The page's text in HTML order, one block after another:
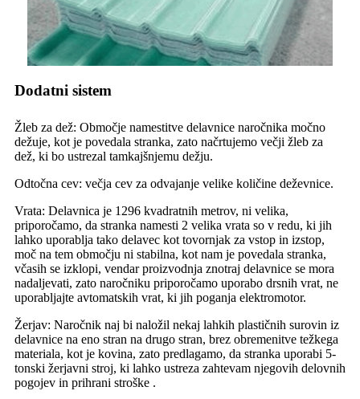
Dodatni sistem
Žleb za dež: Območje namestitve delavnice naročnika močno
dežuje, kot je povedala stranka, zato načrtujemo večji žleb za
dež, ki bo ustrezal tamkajšnjemu dežju.
Odtočna cev: večja cev za odvajanje velike količine deževnice.
Vrata: Delavnica je 1296 kvadratnih metrov, ni velika,
priporočamo, da stranka namesti 2 velika vrata so v redu, ki jih
lahko uporablja tako delavec kot tovornjak za vstop in izstop,
moč na tem območju ni stabilna, kot nam je povedala stranka,
včasih se izklopi, vendar proizvodnja znotraj delavnice se mora
nadaljevati, zato naročniku priporočamo uporabo drsnih vrat, ne
uporabljajte avtomatskih vrat, ki jih poganja elektromotor.
Žerjav: Naročnik naj bi naložil nekaj lahkih plastičnih surovin iz
delavnice na eno stran na drugo stran, brez obremenitve težkega
materiala, kot je kovina, zato predlagamo, da stranka uporabi 5-
tonski žerjavni stroj, ki lahko ustreza zahtevam njegovih delovnih
pogojev in prihrani stroške .